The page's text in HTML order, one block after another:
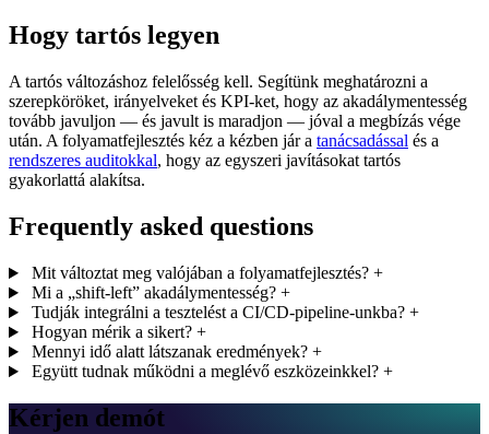
Hogy tartós legyen
A tartós változáshoz felelősség kell. Segítünk meghatározni a
szerepköröket, irányelveket és KPI-ket, hogy az akadálymentesség
tovább javuljon — és javult is maradjon — jóval a megbízás vége
után. A folyamatfejlesztés kéz a kézben jár a tanácsadással és a
rendszeres auditokkal, hogy az egyszeri javításokat tartós
gyakorlattá alakítsa.
Frequently asked questions
Mit változtat meg valójában a folyamatfejlesztés? +
Mi a „shift-left” akadálymentesség? +
Tudják integrálni a tesztelést a CI/CD-pipeline-unkba? +
Hogyan mérik a sikert? +
Mennyi idő alatt látszanak eredmények? +
Együtt tudnak működni a meglévő eszközeinkkel? +
Kérjen demót